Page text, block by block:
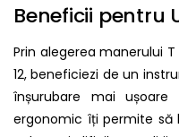
Beneficii pentru
Prin alegerea manerului T
12, beneficiezi de un
înșurubare mai
ergonomic îți permite să